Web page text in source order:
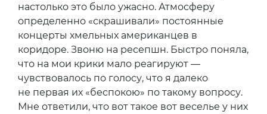
настолько это было ужасно. Атмосферу
определенно «скрашивали» постоянные
концерты хмельных американцев в
коридоре. Звоню на ресепшн. Быстро поняла,
что на мои крики мало реагируют —
чувствовалось по голосу, что я далеко
не первая их «беспокою» по такому вопросу.
Мне ответили, что вот такое вот веселье у них